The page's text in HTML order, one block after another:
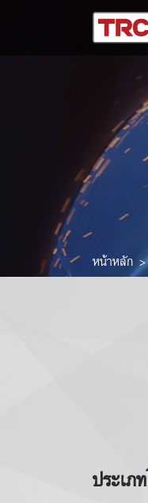
หน้าหลัก
ประเภ